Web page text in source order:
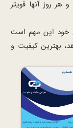
هر روز آنها قویتر
خود این مهم است
بهترین کیفیت و